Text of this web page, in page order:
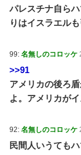
パレスチナ自ら
りはイスラエル
99: 名無しのコロッケ
>>91
アメリカの後ろ
よ。アメリカが
92: 名無しのコロッケ
民間人いうても